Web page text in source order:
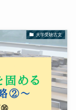
大学受験古文